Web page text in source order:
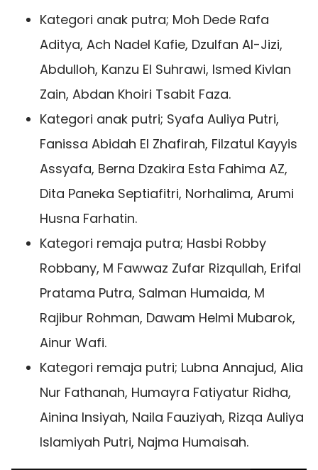
Kategori anak putra; Moh Dede Rafa
Aditya, Ach Nadel Kafie, Dzulfan Al-Jizi,
Abdulloh, Kanzu El Suhrawi, Ismed Kivlan
Zain, Abdan Khoiri Tsabit Faza.
Kategori anak putri; Syafa Auliya Putri,
Fanissa Abidah El Zhafirah, Filzatul Kayyis
Assyafa, Berna Dzakira Esta Fahima AZ,
Dita Paneka Septiafitri, Norhalima, Arumi
Husna Farhatin.
Kategori remaja putra; Hasbi Robby
Robbany, M Fawwaz Zufar Rizqullah, Erifal
Pratama Putra, Salman Humaida, M
Rajibur Rohman, Dawam Helmi Mubarok,
Ainur Wafi.
Kategori remaja putri; Lubna Annajud, Alia
Nur Fathanah, Humayra Fatiyatur Ridha,
Ainina Insiyah, Naila Fauziyah, Rizqa Auliya
Islamiyah Putri, Najma Humaisah.